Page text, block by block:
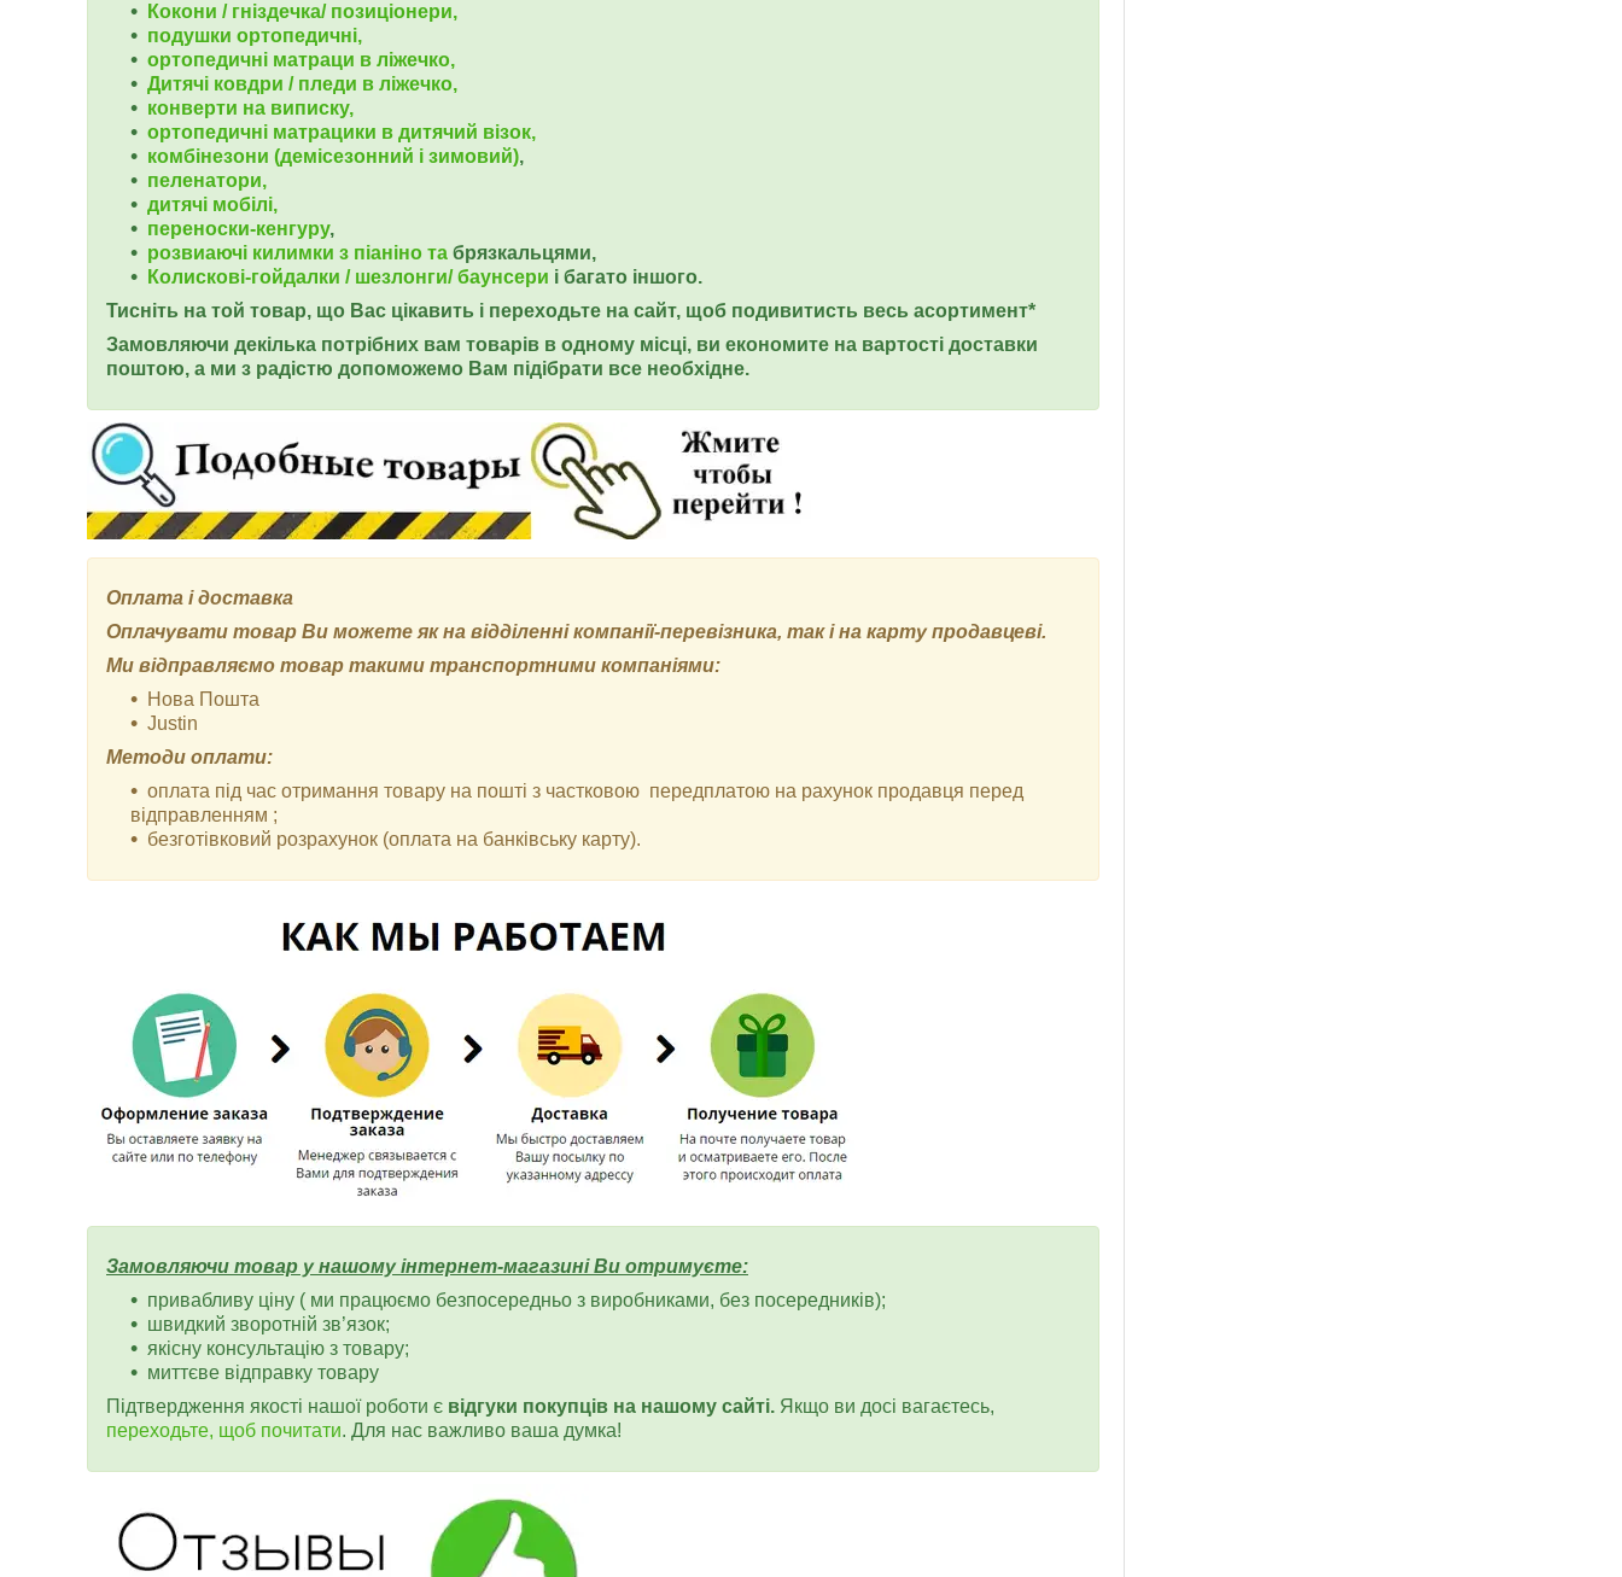
Кокони / гніздечка/ позиціонери,
подушки ортопедичні,
ортопедичні матраци в ліжечко,
Дитячі ковдри / пледи в ліжечко,
конверти на виписку,
ортопедичні матрацики в дитячий візок,
комбінезони (демісезонний і зимовий),
пеленатори,
дитячі мобілі,
переноски-кенгуру,
розвиаючі килимки з піаніно та брязкальцями,
Колискові-гойдалки / шезлонги/ баунсери і багато іншого.
Тисніть на той товар, що Вас цікавить і переходьте на сайт, щоб подивитисть весь асортимент*
Замовляючи декілька потрібних вам товарів в одному місці, ви економите на вартості доставки
поштою, а ми з радістю допоможемо Вам підібрати все необхідне.
Оплата і доставка
Оплачувати товар Ви можете як на відділенні компанії-перевізника, так і на карту продавцеві.
Ми відправляємо товар такими транспортними компаніями:
Нова Пошта
Justin
Методи оплати:
оплата під час отримання товару на пошті з частковою передплатою на рахунок продавця перед
відправленням ;
безготівковий розрахунок (оплата на банківську карту).
Замовляючи товар у нашому інтернет-магазині Ви отримуєте:
привабливу ціну ( ми працюємо безпосередньо з виробниками, без посередників);
швидкий зворотній зв’язок;
якісну консультацію з товару;
миттєве відправку товару
Підтвердження якості нашої роботи є відгуки покупців на нашому сайті. Якщо ви досі вагаєтесь,
переходьте, щоб почитати. Для нас важливо ваша думка!